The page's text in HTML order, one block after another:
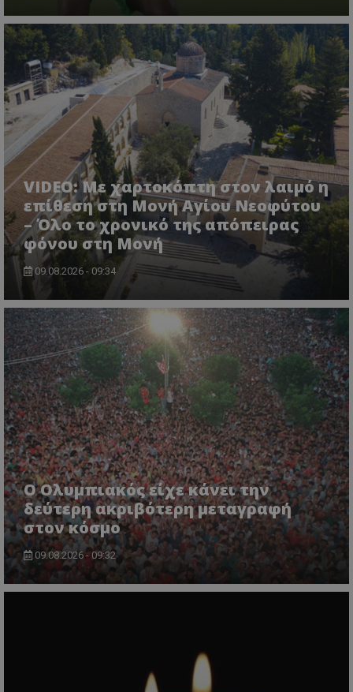
VIDEO: Με χαρτοκόπτη στον λαιμό η
επίθεση στη Μονή Αγίου Νεοφύτου
– Όλο το χρονικό της απόπειρας
φόνου στη Μονή
09.08.2026 - 09:34
Ο Ολυμπιακός είχε κάνει την
δεύτερη ακριβότερη μεταγραφή
στον κόσμο
09.08.2026 - 09:32